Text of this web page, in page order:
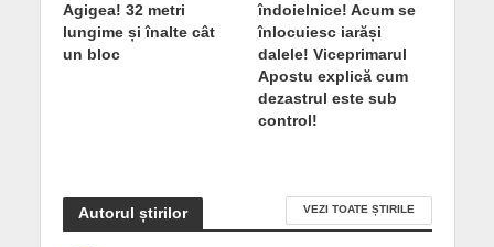
Agigea! 32 metri
lungime și înalte cât
un bloc
îndoielnice! Acum se
înlocuiesc iarăși
dalele! Viceprimarul
Apostu explică cum
dezastrul este sub
control!
Autorul știrilor VEZI TOATE ȘTIRILE